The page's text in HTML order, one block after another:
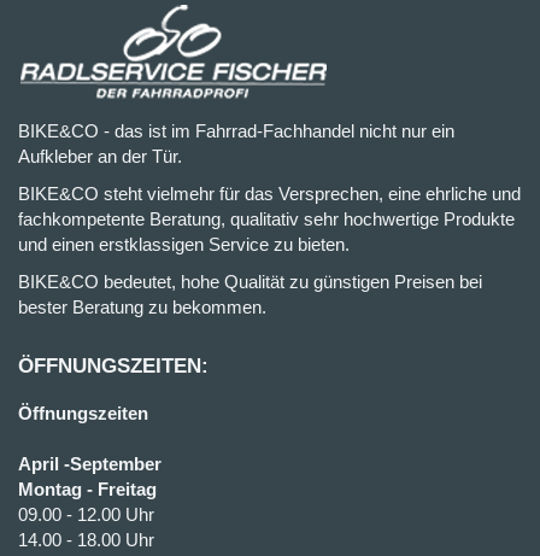
BIKE&CO - das ist im Fahrrad-Fachhandel nicht nur ein
Aufkleber an der Tür.
BIKE&CO steht vielmehr für das Versprechen, eine ehrliche und
fachkompetente Beratung, qualitativ sehr hochwertige Produkte
und einen erstklassigen Service zu bieten.
BIKE&CO bedeutet, hohe Qualität zu günstigen Preisen bei
bester Beratung zu bekommen.
ÖFFNUNGSZEITEN:
Öffnungszeiten
April -September
Montag - Freitag
09.00 - 12.00 Uhr
14.00 - 18.00 Uhr